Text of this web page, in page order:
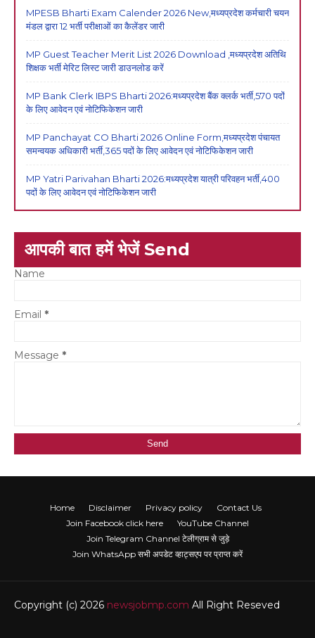
MPESB Bharti Exam Calender 2026 New,मध्यप्रदेश कर्मचारी चयन
मंडल द्वारा 12 भर्ती परीक्षाओं का कैलेंडर जारी
MP Guest Teacher Merit List 2026 Download ,मध्यप्रदेश अतिथि
शिक्षक भर्ती मेरिट लिस्ट जारी डाउनलोड करें
MP Bank Clerk IBPS Bharti 2026:मध्यप्रदेश बैंक क्लर्क भर्ती,570 पदों
के लिए आवेदन एवं नोटिफिकेशन जारी
MP Panchayat CO Bharti 2026 Online Form,मध्यप्रदेश पंचायत
समन्वयक अधिकारी भर्ती,365 पदों के लिए आवेदन एवं नोटिफिकेशन जारी
MP Yatri Parivahan Bharti 2026:मध्यप्रदेश यात्री परिवहन भर्ती,400
पदों के लिए आवेदन एवं नोटिफिकेशन जारी
आपकी बात हमें भेजें Send
Name
Email *
Message *
Home Disclaimer Privacy policy
Contact Us
Join Facebook click here
YouTube Channel
Join Telegram Channel टेलीग्राम से जुड़े
Join WhatsApp सभी अपडेट व्हाट्सएप पर प्राप्त करें
Copyright (c) 2026 newsjobmp.com All Right Reseved